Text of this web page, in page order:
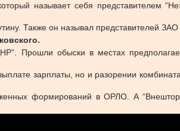
называет себя представителем
Также он называл представителей ЗАО
Прошли обыски в местах
зарплаты, но и разорении
формирований в ОРЛО. А